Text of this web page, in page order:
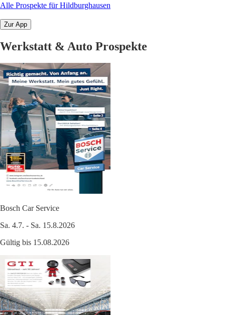
Alle Prospekte für Hildburghausen
Zur App
Werkstatt & Auto Prospekte
Bosch Car Service
Sa. 4.7. - Sa. 15.8.2026
Gültig bis 15.08.2026